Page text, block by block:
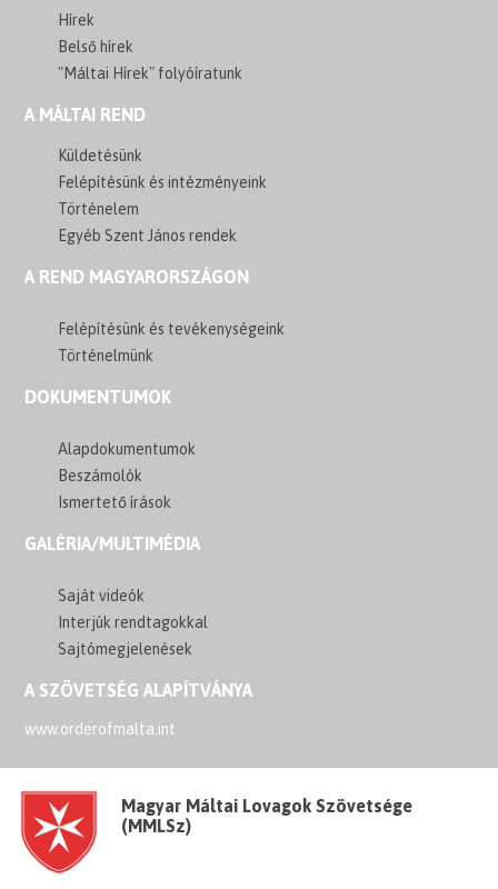
Hírek
Belső hírek
"Máltai Hírek" folyóíratunk
A MÁLTAI REND
Küldetésünk
Felépítésünk és intézményeink
Történelem
Egyéb Szent János rendek
A REND MAGYARORSZÁGON
Felépítésünk és tevékenységeink
Történelmünk
DOKUMENTUMOK
Alapdokumentumok
Beszámolók
Ismertető írások
GALÉRIA/MULTIMÉDIA
Saját videók
Interjúk rendtagokkal
Sajtómegjelenések
A SZÖVETSÉG ALAPÍTVÁNYA
www.orderofmalta.int
Magyar Máltai Lovagok Szövetsége
(MMLSz)